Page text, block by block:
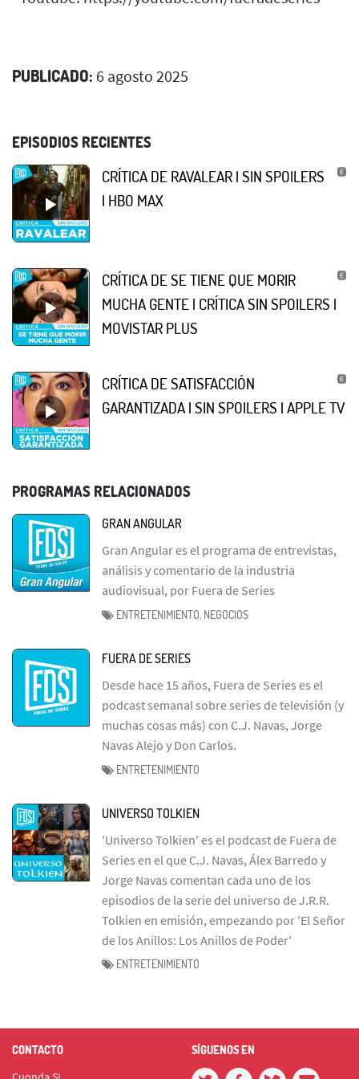
PUBLICADO: 6 agosto 2025
EPISODIOS RECIENTES
CRÍTICA DE RAVALEAR | SIN SPOILERS
| HBO MAX
CRÍTICA DE SE TIENE QUE MORIR
MUCHA GENTE | CRÍTICA SIN SPOILERS |
MOVISTAR PLUS
CRÍTICA DE SATISFACCIÓN
GARANTIZADA | SIN SPOILERS | APPLE TV
PROGRAMAS RELACIONADOS
GRAN ANGULAR
Gran Angular es el programa de entrevistas,
análisis y comentario de la industria
audiovisual, por Fuera de Series
ENTRETENIMIENTO, NEGOCIOS
FUERA DE SERIES
Desde hace 15 años, Fuera de Series es el
podcast semanal sobre series de televisión (y
muchas cosas más) con C.J. Navas, Jorge
Navas Alejo y Don Carlos.
ENTRETENIMIENTO
UNIVERSO TOLKIEN
'Universo Tolkien' es el podcast de Fuera de
Series en el que C.J. Navas, Álex Barredo y
Jorge Navas comentan cada uno de los
episodios de la serie del universo de J.R.R.
Tolkien en emisión, empezando por 'El Señor
de los Anillos: Los Anillos de Poder'
ENTRETENIMIENTO
CONTACTO SÍGUENOS EN